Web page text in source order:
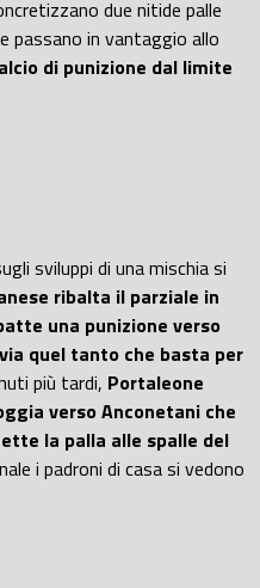
due nitide palle
passano in vantaggio allo
di punizione dal limite
sviluppi di una mischia si
ribalta il parziale in
una punizione verso
quel tanto che basta per
più tardi, Portaleone
verso Anconetani che
la palla alle spalle del
i padroni di casa si vedono